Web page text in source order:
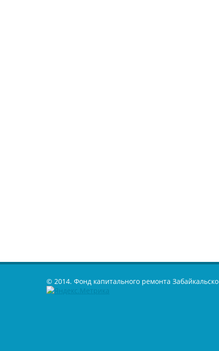
© 2014. Фонд капитального ремонта